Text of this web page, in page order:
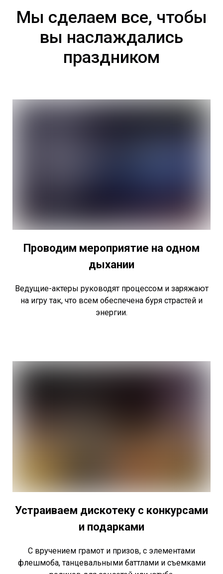
Мы сделаем все, чтобы
вы наслаждались
праздником
Проводим мероприятие на одном
дыхании
Ведущие-актеры руководят процессом и заряжают
на игру так, что всем обеспечена буря страстей и
энергии.
Устраиваем дискотеку с конкурсами
и подарками
С вручением грамот и призов, с элементами
флешмоба, танцевальными баттлами и съемками